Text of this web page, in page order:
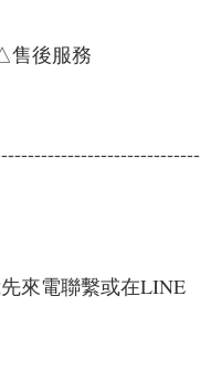
後服務
來電聯繫或在LINE